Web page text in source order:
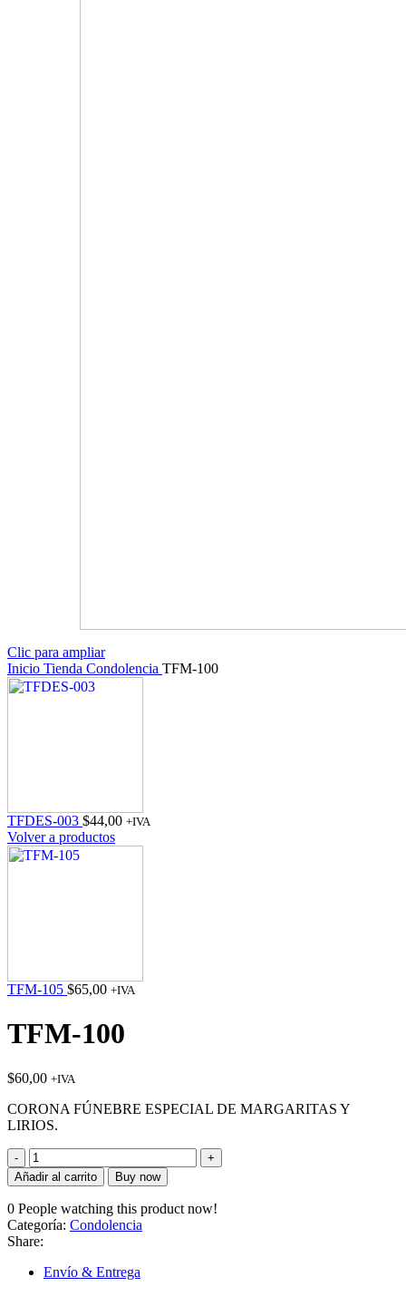
Clic para ampliar
Inicio Tienda Condolencia TFM-100
TFDES-003 $44,00 +IVA
Volver a productos
TFM-105 $65,00 +IVA
TFM-100
$60,00 +IVA
CORONA FÚNEBRE ESPECIAL DE MARGARITAS Y
LIRIOS.
TFM-
100
cantidad
Añadir al carrito Buy now
0 People watching this product now!
Categoría: Condolencia
Share:
Envío & Entrega